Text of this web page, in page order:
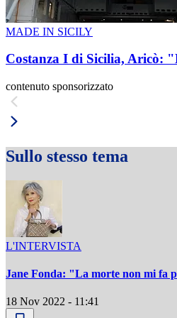
MADE IN SICILY
Costanza I di Sicilia, Aricò:
contenuto sponsorizzato
Sullo stesso tema
L'INTERVISTA
Jane Fonda: "La morte non mi fa
18 Nov 2022 - 11:41